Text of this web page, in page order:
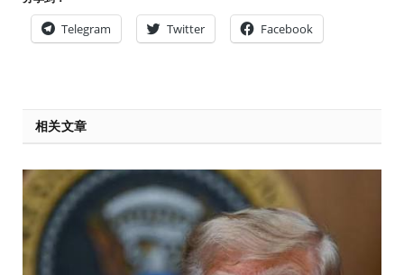
Telegram Twitter Facebook
相关文章